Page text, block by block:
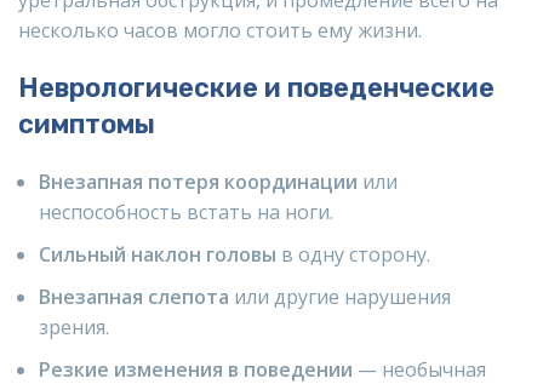
несколько часов могло стоить ему жизни.
Неврологические и поведенческие
симптомы
Внезапная потеря координации или
неспособность встать на ноги.
Сильный наклон головы в одну сторону.
Внезапная слепота или другие нарушения
зрения.
Резкие изменения в поведении — необычная